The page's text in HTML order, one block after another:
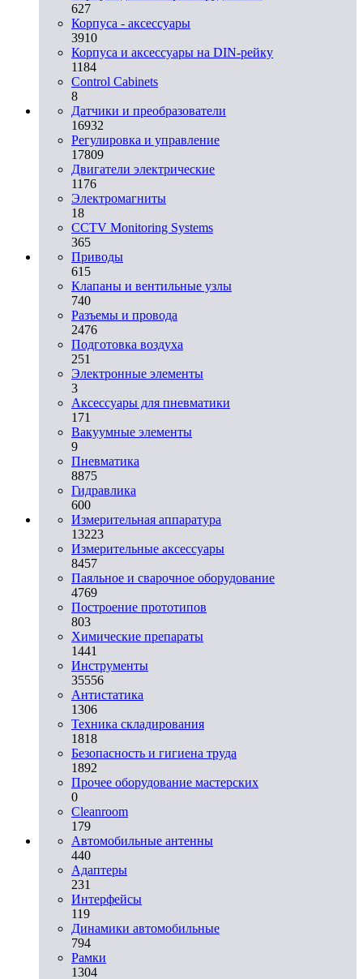
627
Корпуса - аксессуары
3910
Корпуса и аксессуары на DIN-рейку
1184
Control Cabinets
8
Датчики и преобразователи
16932
Регулировка и управление
17809
Двигатели электрические
1176
Электромагниты
18
CCTV Monitoring Systems
365
Приводы
615
Клапаны и вентильные узлы
740
Разъемы и провода
2476
Подготовка воздуха
251
Электронные элементы
3
Аксессуары для пневматики
171
Вакуумные элементы
9
Пневматика
8875
Гидравлика
600
Измерительная аппаратура
13223
Измерительные аксессуары
8457
Паяльное и сварочное оборудование
4769
Построение прототипов
803
Химические препараты
1441
Инструменты
35556
Aнтистатика
1306
Техника складирования
1818
Безопасность и гигиена труда
1892
Прочее оборудование мастерских
0
Cleanroom
179
Автомобильные антенны
440
Адаптеры
231
Интерфейсы
119
Динамики автомобильные
794
Рамки
1304